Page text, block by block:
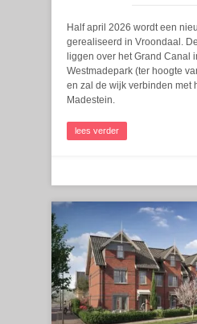
Half april 2026 wordt een
gerealiseerd in Vroondaal.
liggen over het Grand Canal
Westmadepark (ter hoogte
en zal de wijk verbinden met
Madestein.
lees verder